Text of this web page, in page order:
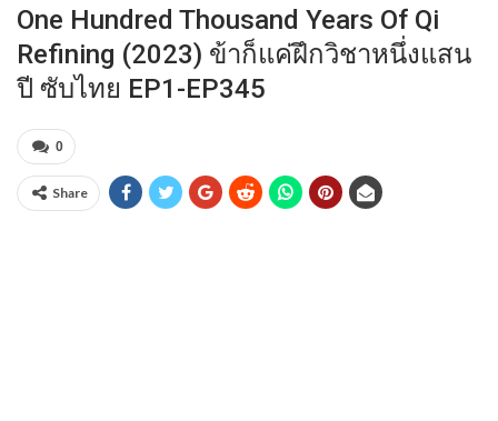
One Hundred Thousand Years Of Qi
Refining (2023) ข้าก็แค่ฝึกวิชาหนึ่งแสน
ปี ซับไทย EP1-EP345
0
Share